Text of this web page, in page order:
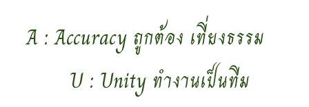
A : Accuracy ถูกต้อง เที่ยงธรรม
U : Unity ทำงานเป็นทีม